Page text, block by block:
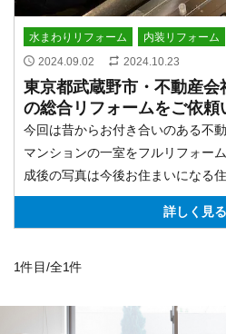
水まわりリフォーム 内装リフォーム
2024.09.02
2024.10.23
東京都武蔵野市・不動産
の総合リフォームをご依頼
今回は昔からお付き合いのある不
マンションの一室をフルリフォーム
成後の写真は今後お住まいになる
できませんでしたが、施工最中の
ので写真付きでご紹介します･･･
詳しく見
1件目/全1件